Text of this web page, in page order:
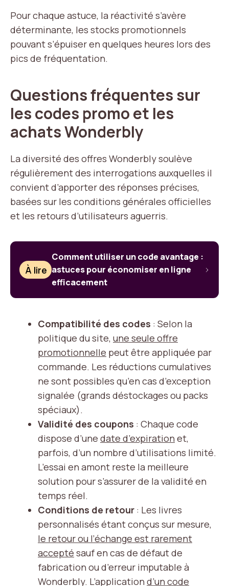
Pour chaque astuce, la réactivité s’avère
déterminante, les stocks promotionnels
pouvant s’épuiser en quelques heures lors des
pics de fréquentation.
Questions fréquentes sur
les codes promo et les
achats Wonderbly
La diversité des offres Wonderbly soulève
régulièrement des interrogations auxquelles il
convient d’apporter des réponses précises,
basées sur les conditions générales officielles
et les retours d’utilisateurs aguerris.
À lire
Comment utiliser un code avantage :
astuces pour économiser en ligne
efficacement
Compatibilité des codes : Selon la
politique du site, une seule offre
promotionnelle peut être appliquée par
commande. Les réductions cumulatives
ne sont possibles qu’en cas d’exception
signalée (grands déstockages ou packs
spéciaux).
Validité des coupons : Chaque code
dispose d’une date d’expiration et,
parfois, d’un nombre d’utilisations limité.
L’essai en amont reste la meilleure
solution pour s’assurer de la validité en
temps réel.
Conditions de retour : Les livres
personnalisés étant conçus sur mesure,
le retour ou l’échange est rarement
accepté sauf en cas de défaut de
fabrication ou d’erreur imputable à
Wonderbly. L’application d’un code